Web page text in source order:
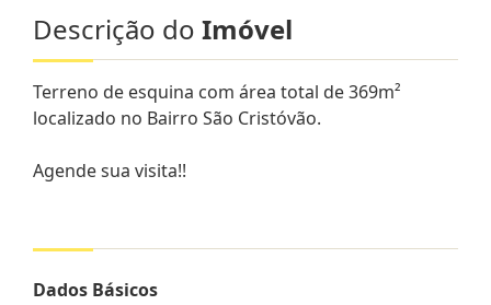
Descrição do Imóvel
Terreno de esquina com área total de 369m²
localizado no Bairro São Cristóvão.
Agende sua visita!!
Dados Básicos